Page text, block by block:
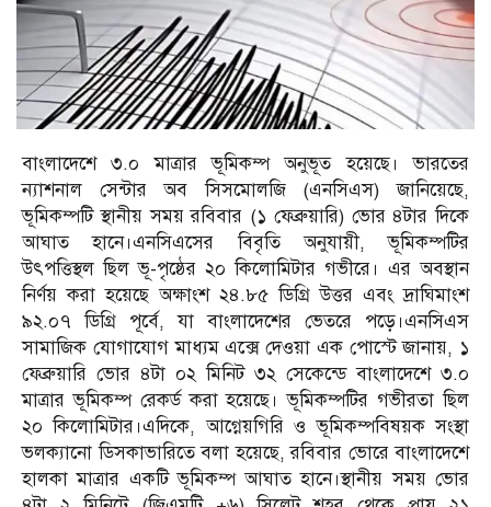
বাংলাদেশে ৩.০ মাত্রার ভূমিকম্প অনুভূত হয়েছে। ভারতের
ন্যাশনাল সেন্টার অব সিসমোলজি (এনসিএস) জানিয়েছে,
ভূমিকম্পটি স্থানীয় সময় রবিবার (১ ফেব্রুয়ারি) ভোর ৪টার দিকে
আঘাত হানে।এনসিএসের বিবৃতি অনুযায়ী, ভূমিকম্পটির
উৎপত্তিস্থল ছিল ভূ-পৃষ্ঠের ২০ কিলোমিটার গভীরে। এর অবস্থান
নির্ণয় করা হয়েছে অক্ষাংশ ২৪.৮৫ ডিগ্রি উত্তর এবং দ্রাঘিমাংশ
৯২.০৭ ডিগ্রি পূর্বে, যা বাংলাদেশের ভেতরে পড়ে।এনসিএস
সামাজিক যোগাযোগ মাধ্যম এক্সে দেওয়া এক পোস্টে জানায়, ১
ফেব্রুয়ারি ভোর ৪টা ০২ মিনিট ৩২ সেকেন্ডে বাংলাদেশে ৩.০
মাত্রার ভূমিকম্প রেকর্ড করা হয়েছে। ভূমিকম্পটির গভীরতা ছিল
২০ কিলোমিটার।এদিকে, আগ্নেয়গিরি ও ভূমিকম্পবিষয়ক সংস্থা
ভলক্যানো ডিসকাভারিতে বলা হয়েছে, রবিবার ভোরে বাংলাদেশে
হালকা মাত্রার একটি ভূমিকম্প আঘাত হানে।স্থানীয় সময় ভোর